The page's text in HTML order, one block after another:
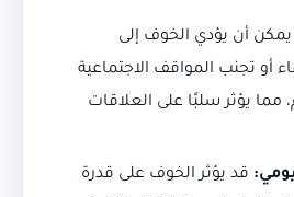
يمكن أن يؤدي الخوف إلى
أو تجنب المواقف الاجتماعية
مما يؤثر سلبًا على العلاقات
: قد يؤثر الخوف على قدرة